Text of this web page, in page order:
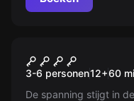
Nieuw
De Platte
3-6 personen12+60
De spanning stijgt in